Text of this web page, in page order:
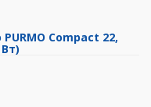
Compact 22,